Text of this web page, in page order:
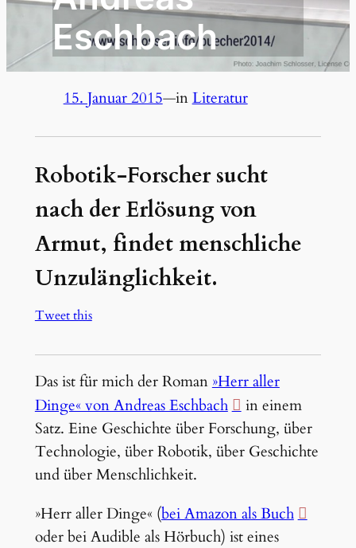
Eschbach
15. Januar 2015—inLiteratur
Robotik-Forscher sucht
nach der Erlösung von
Armut, findet menschliche
Unzulänglichkeit.
Tweet this
Das ist für mich der Roman »Herr aller
Dinge« von Andreas Eschbach
in einem
Satz. Eine Geschichte über Forschung, über
Technologie, über Robotik, über Geschichte
und über Menschlichkeit.
»Herr aller Dinge« (bei Amazon als Buch
oder bei Audible als Hörbuch) ist eines